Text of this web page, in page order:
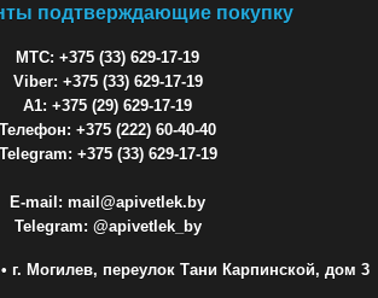
подтверждающие покупку
МТС: +375 (33) 629-17-19
Viber: +375 (33) 629-17-19
A1: +375 (29) 629-17-19
Телефон: +375 (222) 60-40-40
Telegram: +375 (33) 629-17-19
E-mail: mail@apivetlek.by
Telegram: @apivetlek_by
• г. Могилев, переулок Тани Карпинской, дом 3